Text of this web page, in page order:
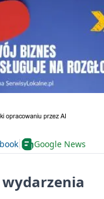
Google News